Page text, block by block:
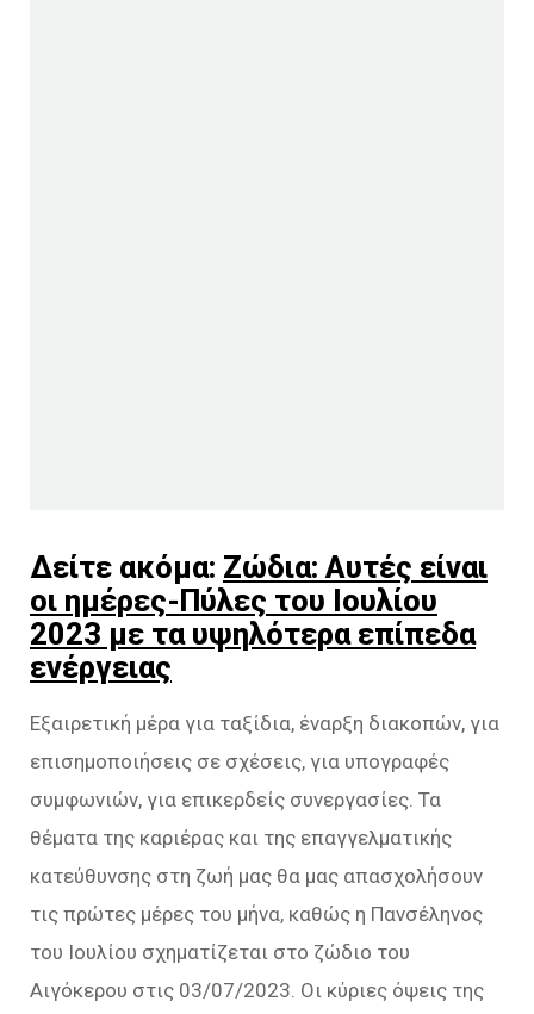
Δείτε ακόμα: Ζώδια: Αυτές είναι
οι ημέρες-Πύλες του Ιουλίου
2023 με τα υψηλότερα επίπεδα
ενέργειας
Εξαιρετική μέρα για ταξίδια, έναρξη διακοπών, για
επισημοποιήσεις σε σχέσεις, για υπογραφές
συμφωνιών, για επικερδείς συνεργασίες. Τα
θέματα της καριέρας και της επαγγελματικής
κατεύθυνσης στη ζωή μας θα μας απασχολήσουν
τις πρώτες μέρες του μήνα, καθώς η Πανσέληνος
του Ιουλίου σχηματίζεται στο ζώδιο του
Αιγόκερου στις 03/07/2023. Οι κύριες όψεις της